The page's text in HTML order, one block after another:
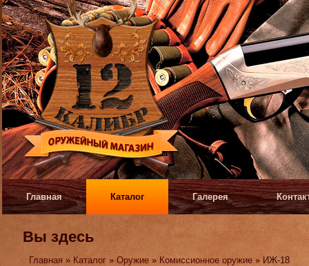
Главная Каталог Галерея
Вы здесь
Главная » Каталог »Оружие » Комиссионное оружие » ИЖ-18